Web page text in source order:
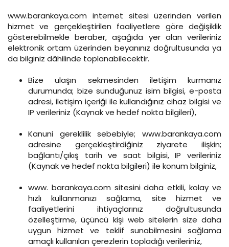
www.barankaya.com internet sitesi üzerinden verilen
hizmet ve gerçekleştirilen faaliyetlere göre değişiklik
gösterebilmekle beraber, aşağıda yer alan verileriniz
elektronik ortam üzerinden beyanınız doğrultusunda ya
da bilginiz dâhilinde toplanabilecektir.
Bize ulaşın sekmesinden iletişim kurmanız
durumunda; bize sunduğunuz isim bilgisi, e-posta
adresi, iletişim içeriği ile kullandığınız cihaz bilgisi ve
IP verileriniz (Kaynak ve hedef nokta bilgileri),
Kanuni gereklilik sebebiyle; www.barankaya.com
adresine gerçekleştirdiğiniz ziyarete ilişkin;
bağlantı/çıkış tarih ve saat bilgisi, IP verileriniz
(Kaynak ve hedef nokta bilgileri) ile konum bilginiz,
www. barankaya.com sitesini daha etkili, kolay ve
hızlı kullanmanızı sağlama, site hizmet ve
faaliyetlerini ihtiyaçlarınız doğrultusunda
özelleştirme, üçüncü kişi web sitelerin size daha
uygun hizmet ve teklif sunabilmesini sağlama
amaçlı kullanılan çerezlerin topladığı verileriniz,